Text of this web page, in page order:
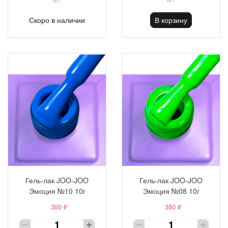
Скоро в наличии В корзину
Гель-лак JOO-JOO
Эмоция №10 10г
380 ₽
Гель-лак JOO-JOO
Эмоция №08 10г
380 ₽